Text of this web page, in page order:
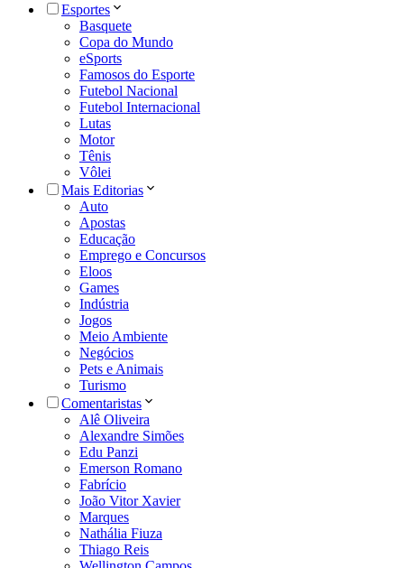
Esportes
Basquete
Copa do Mundo
eSports
Famosos do Esporte
Futebol Nacional
Futebol Internacional
Lutas
Motor
Tênis
Vôlei
Mais Editorias
Auto
Apostas
Educação
Emprego e Concursos
Eloos
Games
Indústria
Jogos
Meio Ambiente
Negócios
Pets e Animais
Turismo
Comentaristas
Alê Oliveira
Alexandre Simões
Edu Panzi
Emerson Romano
Fabrício
João Vitor Xavier
Marques
Nathália Fiuza
Thiago Reis